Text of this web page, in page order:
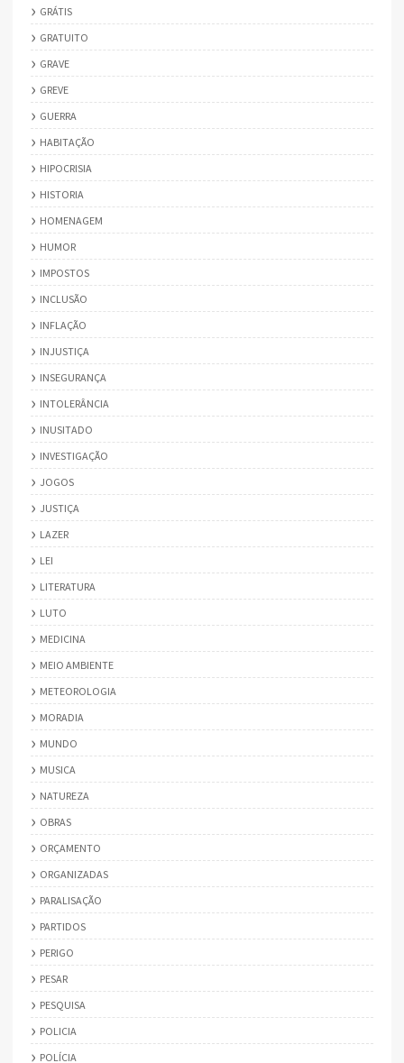
GRÁTIS
GRATUITO
GRAVE
GREVE
GUERRA
HABITAÇÃO
HIPOCRISIA
HISTORIA
HOMENAGEM
HUMOR
IMPOSTOS
INCLUSÃO
INFLAÇÃO
INJUSTIÇA
INSEGURANÇA
INTOLERÂNCIA
INUSITADO
INVESTIGAÇÃO
JOGOS
JUSTIÇA
LAZER
LEI
LITERATURA
LUTO
MEDICINA
MEIO AMBIENTE
METEOROLOGIA
MORADIA
MUNDO
MUSICA
NATUREZA
OBRAS
ORÇAMENTO
ORGANIZADAS
PARALISAÇÃO
PARTIDOS
PERIGO
PESAR
PESQUISA
POLICIA
POLÍCIA